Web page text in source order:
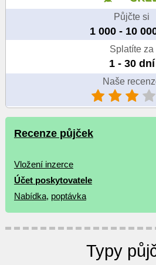
Půjčte si
1 000 - 10
Splatíte za
1 - 30 dní
Naše
Recenze půjček
Vložení inzerce
Účet poskytovatele
Nabídka, poptávka
Typy